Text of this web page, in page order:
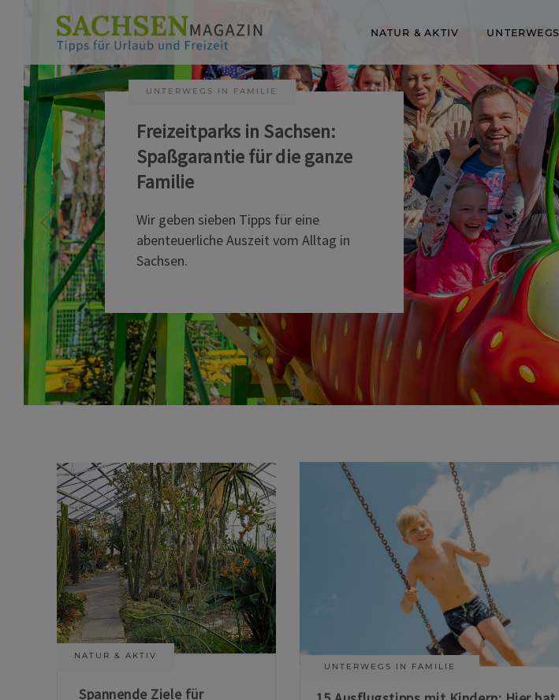
NATUR & AKTIV
UNTERWEGS IN FAMILIE
Freizeitparks in Sachsen:
Spaßgarantie für die ganze
Familie
Wir geben sieben Tipps für eine
abenteuerliche Auszeit vom Alltag in
Sachsen.
Sommer auf Sachsens
Theaterbühnen
bunten Open-Air-Programm an reizvolle
Spielstätten.
NATUR & AKTIV
Spannende Ziele für
UNTERWEGS IN FAMILIE